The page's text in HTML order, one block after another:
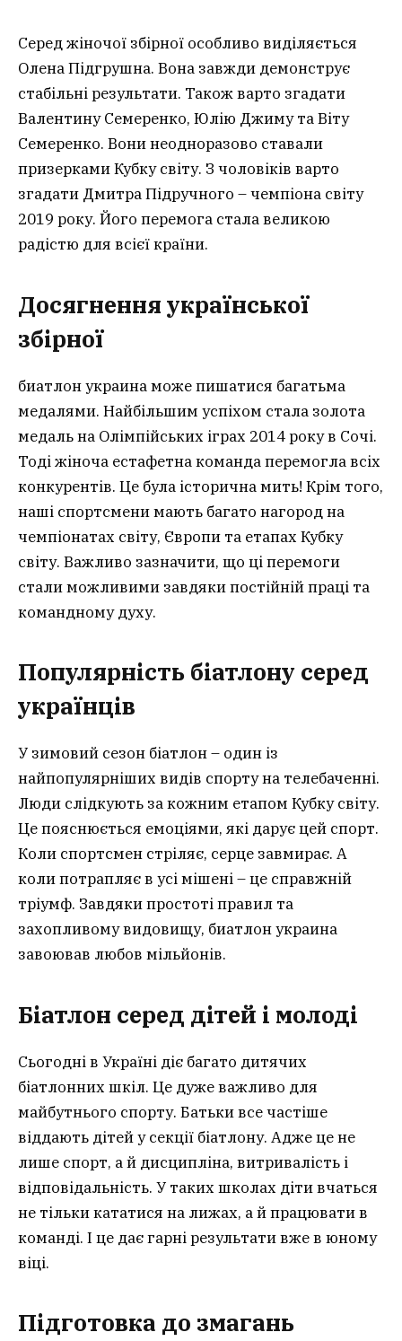
Серед жіночої збірної особливо виділяється
Олена Підгрушна. Вона завжди демонструє
стабільні результати. Також варто згадати
Валентину Семеренко, Юлію Джиму та Віту
Семеренко. Вони неодноразово ставали
призерками Кубку світу. З чоловіків варто
згадати Дмитра Підручного – чемпіона світу
2019 року. Його перемога стала великою
радістю для всієї країни.
Досягнення української
збірної
биатлон украина може пишатися багатьма
медалями. Найбільшим успіхом стала золота
медаль на Олімпійських іграх 2014 року в Сочі.
Тоді жіноча естафетна команда перемогла всіх
конкурентів. Це була історична мить! Крім того,
наші спортсмени мають багато нагород на
чемпіонатах світу, Європи та етапах Кубку
світу. Важливо зазначити, що ці перемоги
стали можливими завдяки постійній праці та
командному духу.
Популярність біатлону серед
українців
У зимовий сезон біатлон – один із
найпопулярніших видів спорту на телебаченні.
Люди слідкують за кожним етапом Кубку світу.
Це пояснюється емоціями, які дарує цей спорт.
Коли спортсмен стріляє, серце завмирає. А
коли потрапляє в усі мішені – це справжній
тріумф. Завдяки простоті правил та
захопливому видовищу, биатлон украина
завоював любов мільйонів.
Біатлон серед дітей і молоді
Сьогодні в Україні діє багато дитячих
біатлонних шкіл. Це дуже важливо для
майбутнього спорту. Батьки все частіше
віддають дітей у секції біатлону. Адже це не
лише спорт, а й дисципліна, витривалість і
відповідальність. У таких школах діти вчаться
не тільки кататися на лижах, а й працювати в
команді. І це дає гарні результати вже в юному
віці.
Підготовка до змагань